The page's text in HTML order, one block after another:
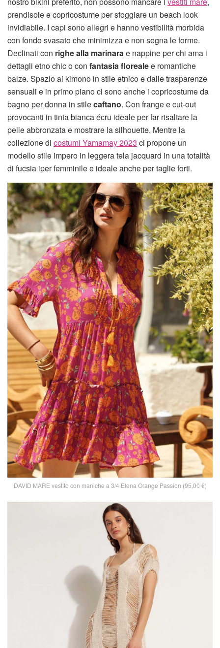
prendisole e copricostume per sfoggiare un beach look
invidiabile. I capi sono allegri e hanno vestibilità morbida
con fondo svasato che minimizza e non segna le forme.
Declinati con righe alla marinarae nappine per chi ama i
dettagli etno chic o con fantasia florealee romantiche
balze. Spazio ai kimono in stile etnico e dalle trasparenze
sensuali e in primo piano ci sono anche i copricostume da
bagno per donna in stilecaftano. Con frange e cut-out
provocanti in tinta bianca écru ideale per far risaltare la
pelle abbronzata e mostrare la silhouette. Mentre la
collezione di costumi Yamamay 2023 ci propone un
modello stile impero in leggera tela jacquard in una totalità
di fucsia iper femminile e ideale anche per taglie forti.
DAVID MARE vestito con maniche a 3/4 Elena Orange Passion (95,00 €)